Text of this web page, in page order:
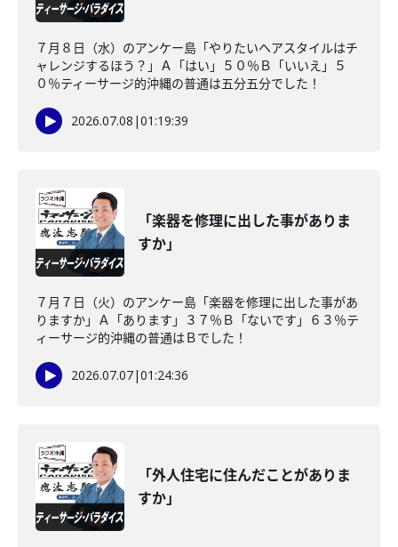
７月８日（水）のアンケー島「やりたいヘアスタイルはチ
ャレンジするほう？」Ａ「はい」５０％Ｂ「いいえ」５
０％ティーサージ的沖縄の普通は五分五分でした！
2026.07.08 |01:19:39
「楽器を修理に出した事がありま
すか」
７月７日（火）のアンケー島「楽器を修理に出した事があ
りますか」Ａ「あります」３７％Ｂ「ないです」６３％テ
ィーサージ的沖縄の普通はＢでした！
2026.07.07|01:24:36
「外人住宅に住んだことがありま
すか」